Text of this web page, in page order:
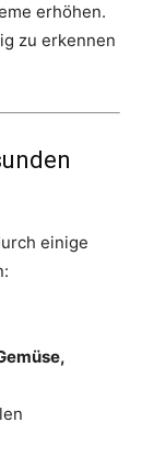
erhöhen.
zu erkennen
einige